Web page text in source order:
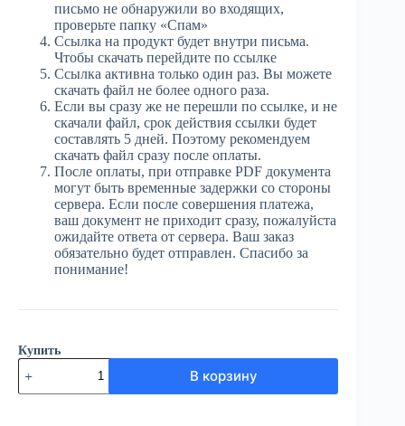
письмо не обнаружили во входящих,
проверьте папку «Спам»
Ссылка на продукт будет внутри письма.
Чтобы скачать перейдите по ссылке
Ссылка активна только один раз. Вы можете
скачать файл не более одного раза.
Если вы сразу же не перешли по ссылке, и не
скачали файл, срок действия ссылки будет
составлять 5 дней. Поэтому рекомендуем
скачать файл сразу после оплаты.
После оплаты, при отправке PDF документа
могут быть временные задержки со стороны
сервера. Если после совершения платежа,
ваш документ не приходит сразу, пожалуйста
ожидайте ответа от сервера. Ваш заказ
обязательно будет отправлен. Спасибо за
понимание!
Купить
Количество
товара
ЮГ
В корзину